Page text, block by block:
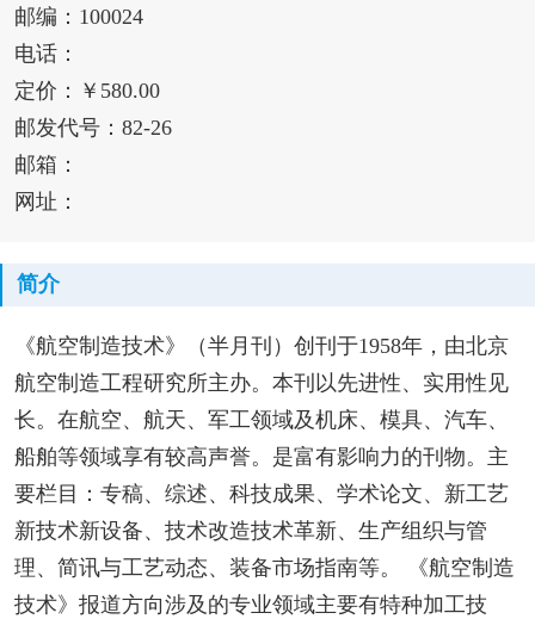
邮编：100024
电话：
定价：￥580.00
邮发代号：82-26
邮箱：
网址：
简介
《航空制造技术》（半月刊）创刊于1958年，由北京
航空制造工程研究所主办。本刊以先进性、实用性见
长。在航空、航天、军工领域及机床、模具、汽车、
船舶等领域享有较高声誉。是富有影响力的刊物。主
要栏目：专稿、综述、科技成果、学术论文、新工艺
新技术新设备、技术改造技术革新、生产组织与管
理、简讯与工艺动态、装备市场指南等。 《航空制造
技术》报道方向涉及的专业领域主要有特种加工技